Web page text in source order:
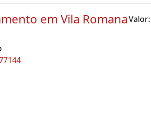
em Vila RomanaValor: